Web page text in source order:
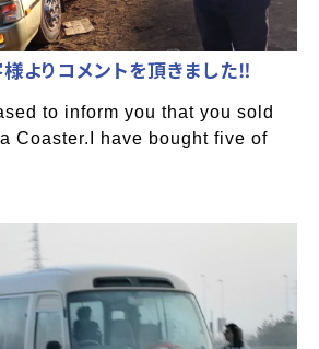
よりコメントを頂きました‼
to inform you that you sold
Coaster.I have bought five of